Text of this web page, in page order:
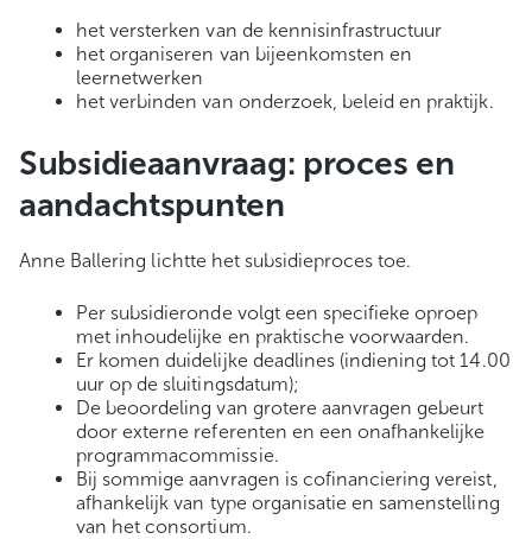
het versterken van de kennisinfrastructuur
het organiseren van bijeenkomsten en
leernetwerken
het verbinden van onderzoek, beleid en praktijk.
Subsidieaanvraag: proces en
aandachtspunten
Anne Ballering lichtte het subsidieproces toe.
Per subsidieronde volgt een specifieke oproep
met inhoudelijke en praktische voorwaarden.
Er komen duidelijke deadlines (indiening tot 14.00
uur op de sluitingsdatum);
De beoordeling van grotere aanvragen gebeurt
door externe referenten en een onafhankelijke
programmacommissie.
Bij sommige aanvragen is cofinanciering vereist,
afhankelijk van type organisatie en samenstelling
van het consortium.